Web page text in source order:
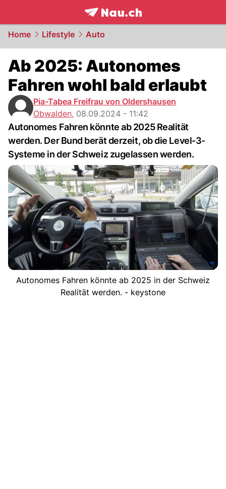
frontpage.NAU.ch
Home Lifestyle Auto
Ab 2025: Autonomes
Fahren wohl bald erlaubt
Pia-Tabea Freifrau von Oldershausen
Obwalden, 08.09.2024 - 11:42
Autonomes Fahren könnte ab 2025 Realität
werden. Der Bund berät derzeit, ob die Level-3-
Systeme in der Schweiz zugelassen werden.
Autonomes Fahren könnte ab 2025 in der Schweiz
Realität werden. - keystone